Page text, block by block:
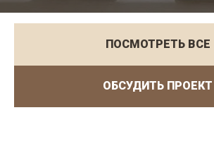
ПОСМОТРЕТЬ ВСЕ
ОБСУДИТЬ ПРОЕКТ